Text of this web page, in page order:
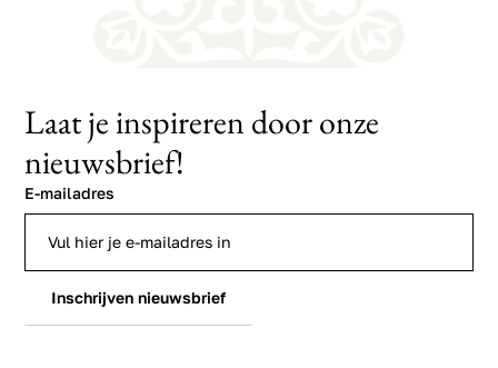
Laat je inspireren door onze
nieuwsbrief!
E-mailadres
Inschrijven nieuwsbrief